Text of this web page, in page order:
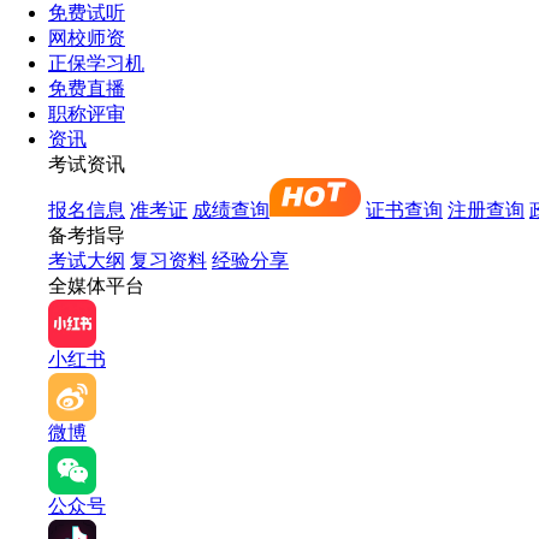
免费试听
网校师资
正保学习机
免费直播
职称评审
资讯
考试资讯
报名信息 准考证 成绩查询 证书查询 注册查询
备考指导
考试大纲 复习资料 经验分享
全媒体平台
小红书
微博
公众号